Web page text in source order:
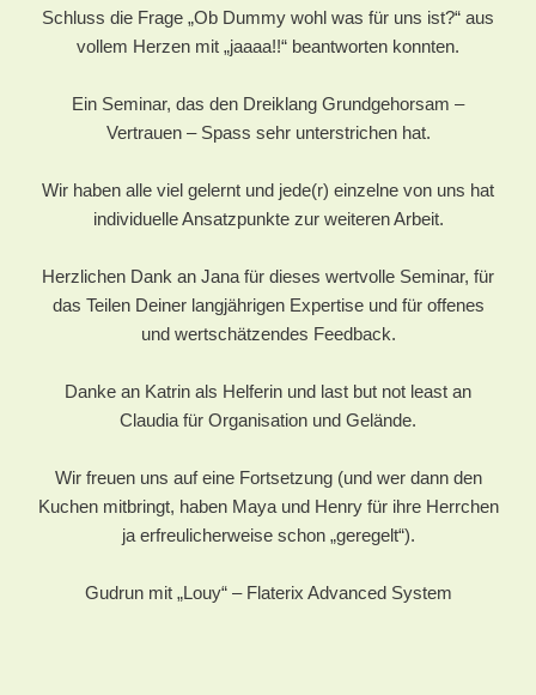
Schluss die Frage „Ob Dummy wohl was für uns ist?“ aus
vollem Herzen mit „jaaaa!!“ beantworten konnten.
Ein Seminar, das den Dreiklang Grundgehorsam –
Vertrauen – Spass sehr unterstrichen hat.
Wir haben alle viel gelernt und jede(r) einzelne von uns hat
individuelle Ansatzpunkte zur weiteren Arbeit.
Herzlichen Dank an Jana für dieses wertvolle Seminar, für
das Teilen Deiner langjährigen Expertise und für offenes
und wertschätzendes Feedback.
Danke an Katrin als Helferin und last but not least an
Claudia für Organisation und Gelände.
Wir freuen uns auf eine Fortsetzung (und wer dann den
Kuchen mitbringt, haben Maya und Henry für ihre Herrchen
ja erfreulicherweise schon „geregelt“).
Gudrun mit „Louy“ – Flaterix Advanced System